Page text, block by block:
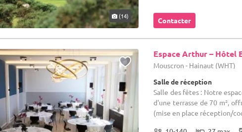
(14) Contacter
Espace Arthur – Hôtel
Mouscron - Hainaut (WHT)
Salle de réception
Salle des fêtes : Notre
d'une terrasse de 70 m²,
(mise en place réception/